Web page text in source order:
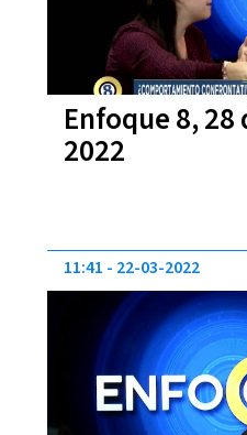
Enfoque 8,
2022
11:41 22-03-2022